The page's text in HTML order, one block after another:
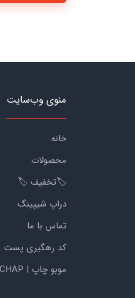
منوی وب‌سایت
خانه
محصولات
🏷️تخفیف 🏷️
دراپ شیپینگ
تماس با ما
کد رهگیری پست
موبو چاپ | MOBOCHAP